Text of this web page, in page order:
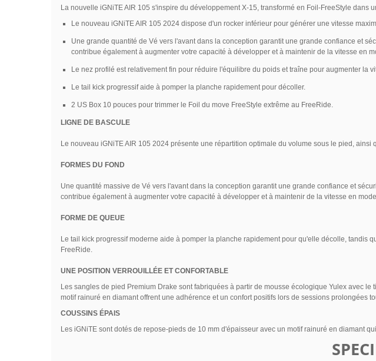
La nouvelle iGNiTE AIR 105 s'inspire du développement X-15, transformé en Foil-FreeStyle dans
Le nouveau iGNiTE AIR 105 2024 dispose d'un rocker inférieur pour générer une vitesse
Une grande quantité de Vé vers l'avant dans la conception garantit une grande confiance et
contribue également à augmenter votre capacité à développer et à maintenir de la vitesse en
Le nez profilé est relativement fin pour réduire l'équilibre du poids et traîne pour augmenter la
Le tail kick progressif aide à pomper la planche rapidement pour décoller.
2 US Box 10 pouces pour trimmer le Foil du move FreeStyle extrême au FreeRide.
LIGNE DE BASCULE
Le nouveau iGNiTE AIR 105 2024 présente une répartition optimale du volume sous le pied,
FORMES DU FOND
Une quantité massive de Vé vers l'avant dans la conception garantit une grande confiance et
contribue également à augmenter votre capacité à développer et à maintenir de la vitesse en
FORME DE QUEUE
Le tail kick progressif moderne aide à pomper la planche rapidement pour qu'elle décolle, tandis
FreeRide.
UNE POSITION VERROUILLÉE ET CONFORTABLE
Les sangles de pied Premium Drake sont fabriquées à partir de mousse écologique Yulex avec
motif rainuré en diamant offrent une adhérence et un confort positifs lors de sessions prolongées
COUSSINS ÉPAIS
Les iGNiTE sont dotés de repose-pieds de 10 mm d'épaisseur avec un motif rainuré en diamant